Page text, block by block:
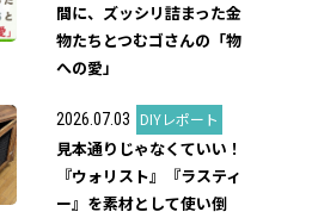
間に、ズッシリ詰まった金
物たちとつむゴさんの「物
への愛」
2026.07.03 DIYレポート
見本通りじゃなくていい！
『ウォリスト』『ラスティ
ー』を素材として使い倒